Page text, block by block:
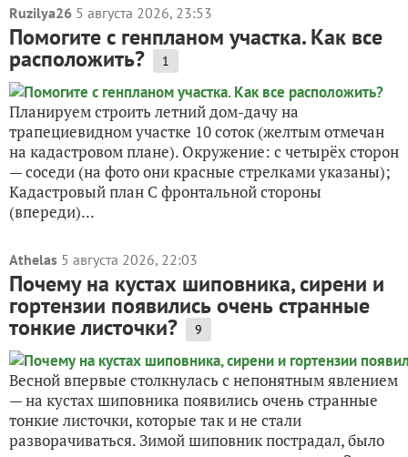
кормушки
поделки
поделки из пластиковых бутылок
рукоделие
ХВОЙНЫЕ
ели
кедры
лиственницы
пихты
сосны
ЛИСТВЕННЫЕ ДЕРЕВЬЯ
березы
дубы
ивы
каштаны
клёны
липы
осины
платаны
тополя
Ruzilya26 5 августа 2026, 23:53
Помогите с генпланом участка. Как все
расположить? 1
Планируем строить летний дом-дачу на
трапециевидном участке 10 соток (желтым отмечан
на кадастровом плане). Окружение: с четырёх сторон
— соседи (на фото они красные стрелками указаны);
Кадастровый план С фронтальной стороны
(впереди)...
Athelas 5 августа 2026, 22:03
Почему на кустах шиповника, сирени и
гортензии появились очень странные
тонкие листочки? 9
Весной впервые столкнулась с непонятным явлением
— на кустах шиповника появились очень странные
тонкие листочки, которые так и не стали
разворачиваться. Зимой шиповник пострадал, было